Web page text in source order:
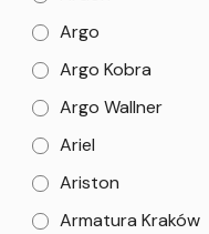
Argo
Argo Kobra
Argo Wallner
Ariel
Ariston
Armatura Kraków